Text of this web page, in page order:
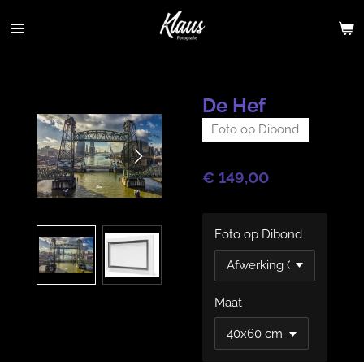
direct
De Hef
Foto op Dibond
€ 149,00
Foto op Dibond
Maat